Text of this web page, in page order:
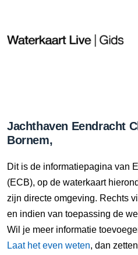
Jachthaven Eendracht
Bornem,
Dit is de informatiepagina van
(ECB), op de waterkaart
zijn directe omgeving. Rechts
en indien van toepassing de
Wil je meer informatie
Laat het even weten, dan